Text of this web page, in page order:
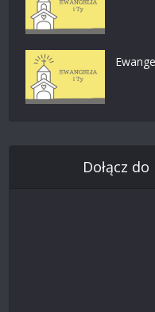
Dołącz